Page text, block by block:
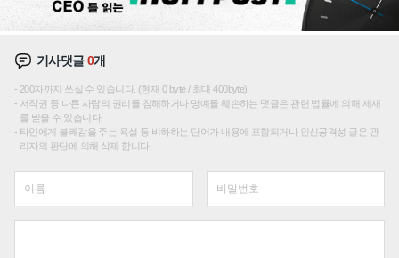
기사댓글0개
200자까지 쓰실 수 있습니다. (현재 0 byte / 최대 400byte)
저작권 등 다른 사람의 권리를 침해하거나 명예를 훼손하는 댓글은 관련 법률에 의해 제재
를 받을 수 있습니다.
타인에게 불쾌감을 주는 욕설 등 비하하는 단어가 내용에 포함되거나 인신공격성 글은 관
리자의 판단에 의해 삭제 합니다.